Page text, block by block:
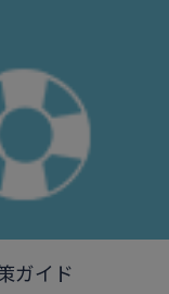
ガイド